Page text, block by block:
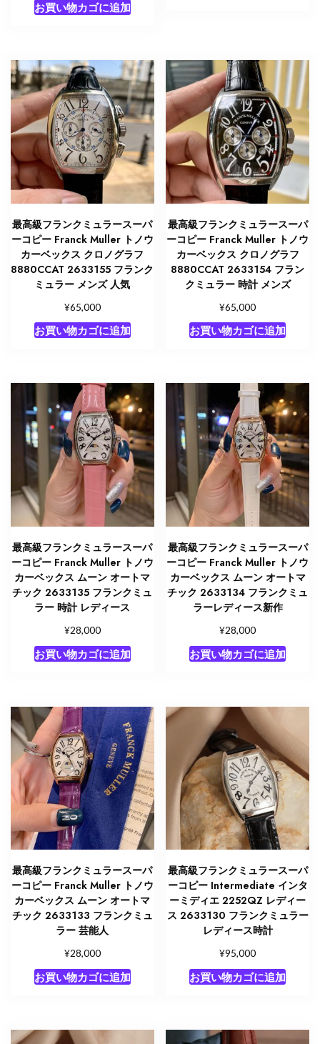
お買い物カゴに追加
最高級フランクミュラースーパ
ーコピー Franck Muller トノウ
カーベックス クロノグラフ
8880CCAT 2633155 フランク
ミュラー メンズ 人気
¥65,000
お買い物カゴに追加
最高級フランクミュラースーパ
ーコピー Franck Muller トノウ
カーベックス クロノグラフ
8880CCAT 2633154 フラン
クミュラー 時計 メンズ
¥65,000
お買い物カゴに追加
最高級フランクミュラースーパ
ーコピー Franck Muller トノウ
カーベックス ムーン オートマ
チック 2633135 フランクミュ
ラー 時計 レディース
¥28,000
お買い物カゴに追加
最高級フランクミュラースーパ
ーコピー Franck Muller トノウ
カーベックス ムーン オートマ
チック 2633134 フランクミュ
ラーレディース新作
¥28,000
お買い物カゴに追加
最高級フランクミュラースーパ
ーコピー Franck Muller トノウ
カーベックス ムーン オートマ
チック 2633133 フランクミュ
ラー 芸能人
¥28,000
お買い物カゴに追加
最高級フランクミュラースーパ
ーコピー Intermediate インタ
ーミディエ 2252QZ レディー
ス 2633130 フランクミュラー
レディース時計
¥95,000
お買い物カゴに追加